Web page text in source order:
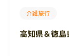
介護旅行
高知県＆徳